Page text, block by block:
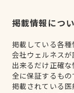
掲載情報につ
掲載している各
会社ウェルネスが
出来るだけ正確
全に保証するもの
掲載されている